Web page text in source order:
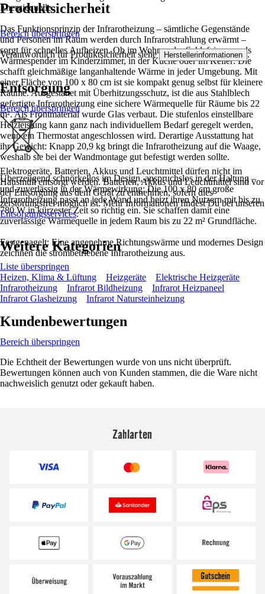
Energiequelle.
Das Funktionsprinzip der Infrarotheizung – sämtliche Gegenstände
und Personen im Raum werden durch Infrarotstrahlung erwärmt –
sorgt für schnelles Aufheizen. Ob im Wohn- oder Schlafzimmer, als
Wärmespender im Kinderzimmer, in der Küche oder im Keller: Die
schafft gleichmäßige langanhaltende Wärme in jeder Umgebung. Mit
einer Fläche von 100 x 80 cm ist sie kompakt genug selbst für kleinere
Räume. Ausgestattet mit Überhitzungsschutz, ist die aus Stahlblech
gefertigte Infrarotheizung eine sichere Wärmequelle für Räume bis 22
m². Als Frontmaterial wurde Glas verbaut. Die stufenlos einstellbare
Heizleistung kann ganz nach individuellem Bedarf geregelt werden,
wenn ein Thermostat angeschlossen wird. Derartige Ausstattung hat
ihr Gewicht: Knapp 20,9 kg bringt die Infrarotheizung auf die Waage,
weshalb sie bei der Wandmontage gut befestigt werden sollte.
Überzeugend schnörkellos im Design, anspruchslos in der Haltung –
und zuverlässig in der Wärmewirkung: Die 100 x 80 cm große
Infrarotheizung passt an jede Wand und heizt ihren Nutzern mit bis zu
780 W in kürzester Zeit so richtig ein. Sie schaffen damit eine
zuverlässige Wärmequelle in jedem Raum bis zu 22 m² Grundfläche.
Festgenagelt: Eine angenehme Richtungswärme und modernes Design
zeichnen die strombetriebene Infrarotheizung aus.
Produktsicherheit
Bereich überspringen
Verantwortlich für Produktsicherheit siehe Herstellerinformationen .
Entsorgung
Bereich überspringen
Elektrogeräte, Batterien, Akkus und Leuchtmittel dürfen nicht im
Hausmüll entsorgt werden. Batterien, Akkus und Leuchtmittel sind vor
der Entsorgung aus dem Gerät zu entnehmen, sofern dies
zerstörungsfrei möglich ist. Mehr Informationen findest Du bei unseren
Entsorgungsservices.
Weitere Kategorien
Liste überspringen
Heizen, Klima & Lüftung
Heizgeräte
Elektrische Heizgeräte
Infrarotheizung
Infrarot Bildheizung
Infrarot Heizpaneel
Infrarot Glasheizung
Infrarot Natursteinheizung
Kundenbewertungen
Bereich überspringen
Die Echtheit der Bewertungen wurde von uns nicht überprüft.
Bewertungen können auch von Kunden stammen, die die Ware nicht
nachweislich genutzt oder gekauft haben.
Zahlarten